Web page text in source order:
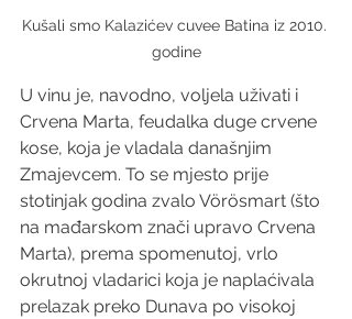
Kušali smo Kalazićev cuvee Batina iz 2010.
godine
U vinu je, navodno, voljela uživati i
Crvena Marta, feudalka duge crvene
kose, koja je vladala današnjim
Zmajevcem. To se mjesto prije
stotinjak godina zvalo Vörösmart (što
na mađarskom znači upravo Crvena
Marta), prema spomenutoj, vrlo
okrutnoj vladarici koja je naplaćivala
prelazak preko Dunava po visokoj